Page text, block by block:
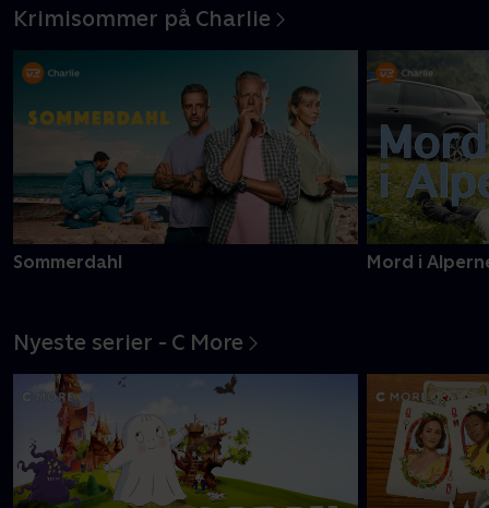
Krimisommer på Charlie
Sommerdahl Mord i
Nyeste serier - C More